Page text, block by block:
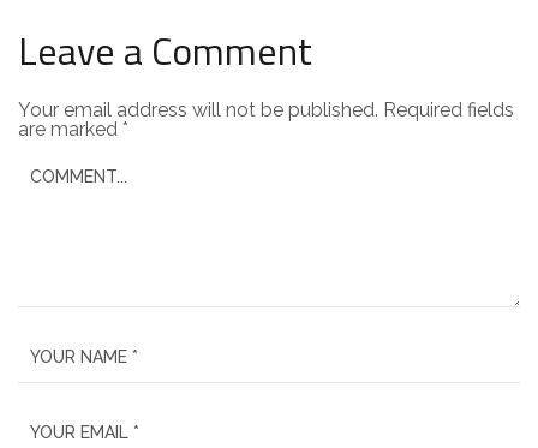
Leave a Comment
Your email address will not be published. Required fields
are marked *